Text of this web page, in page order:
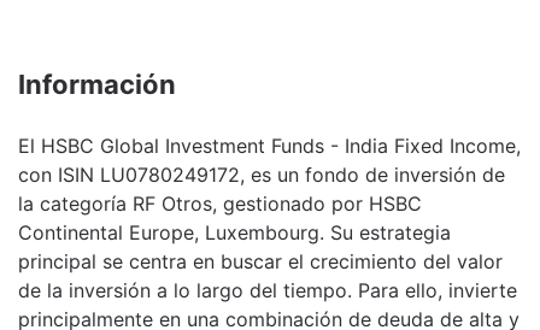
Información
El HSBC Global Investment Funds - India Fixed Income,
con ISIN LU0780249172, es un fondo de inversión de
la categoría RF Otros, gestionado por HSBC
Continental Europe, Luxembourg. Su estrategia
principal se centra en buscar el crecimiento del valor
de la inversión a lo largo del tiempo. Para ello, invierte
principalmente en una combinación de deuda de alta y